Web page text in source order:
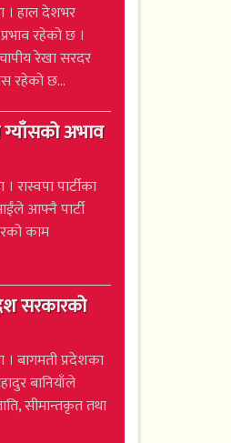
। हाल देशभर
रहेको छ ।
रेखा सरदर
रहेको छ...
ग्याँसको अभाव
रास्वपा पार्टीका
आफ्नै पार्टी
काम
सरकारको
। बागमती प्रदेशका
बानियाँले
सीमान्तकृत तथा